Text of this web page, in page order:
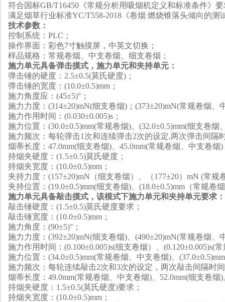
符合国标GB/T16450《常规分析用吸烟机定义和标准条件》
满足烟草行业标准YC/T558-2018《卷烟 燃烧锥落头倾向的测
技术参数：
控制系统：PLC；
操作界面：彩色7寸触摸屏，中英文切换；
样品规格：常规卷烟、中支卷烟、细支卷烟；
施力单元具备弹击摸式，施力单元和夹持单元：
弹击锤的硬度：2.5±0.5(莫氏硬度) ；
弹击锤的宽度： (10.0±0.5)mm；
施力角度应：(45±5)°；
施力力度： (314±20)mN(细支卷烟) ； (373±20)mN(常规卷烟、
施力作用时间： (0.030±0.005)s；
施力位置： (30.0±0.5)mm(常规卷烟) (32.0±0.5)mm(细支卷烟
施力频次：每轮弹击1次和连续弹击2次的设定,两次弹击间隔
烟蒂长度：47.0mm(细支卷烟) 、45.0mm(常规卷烟、中支卷烟)
持烟夹硬度： (1.5±0.5)莫氏硬度；
持烟夹宽度： (10.0±0.5)mm；
夹持力度： (157±20)mN（细支卷烟）、（177±20）mN (常规
夹持位置： (19.0±0.5)mm(细支卷烟) (18.0±0.5)mm（常规卷
施力单元具备敲击摸式，该模式下施力单元和夹持单元要求：
敲击锤硬度： (1.5±0.5)莫氏硬度要求；
敲击锤宽度： (10.0±0.5)mm；
施力角度：(90±5)° ；
施力力度： (392±20)mN(细支卷烟) (490±20)mN(常规卷烟、
施力作用时间： (0.100±0.005)s(细支卷烟）、 (0.120±0.005)s(常
施力位置： (34.0±0.5)mm(常规卷烟、中支卷烟) (37.0±0.5)mm
施力频次：每轮连续敲击2次和3次的设定，两次敲击间隔时
烟蒂长度：49.0mm(常规卷烟、中支卷烟) 、52.0mm(细支卷烟)
持烟夹硬度：1.5±0.5(莫氏硬度)要求；
持烟夹宽度： (10.0±0.5)mm；